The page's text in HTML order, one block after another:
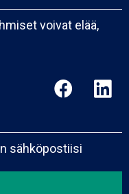
voivat elää,
sähköpostiisi